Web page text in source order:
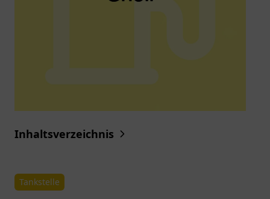
Inhaltsverzeichnis
Tankstelle